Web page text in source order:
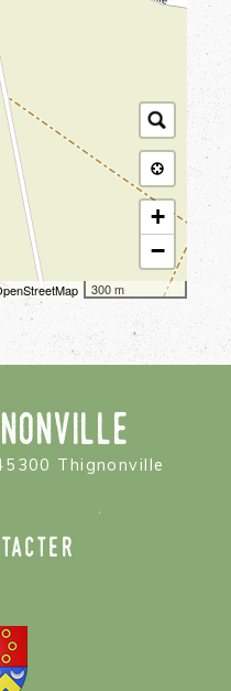
+
−
300 m
Thignonville